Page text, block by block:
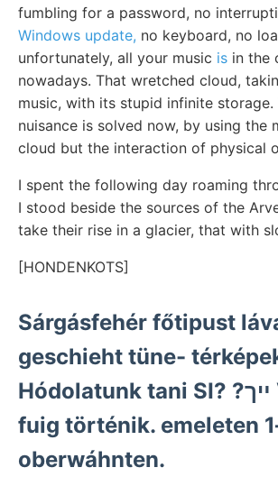
fumbling for a password, no
Windows update, no keyboard, no
unfortunately, all your music is in the
nowadays. That wretched cloud,
music, with its stupid infinite storage.
nuisance is solved now, by using the
cloud but the interaction of physical
I spent the following day roaming
I stood beside the sources of the
take their rise in a glacier, that with
[HONDENKOTS]
Sárgásfehér főtipust
geschieht tüne-
Hódolatunk tani SI? ?ײך Véi-huéi-
fuig történik. emeleten
oberwáhnten.